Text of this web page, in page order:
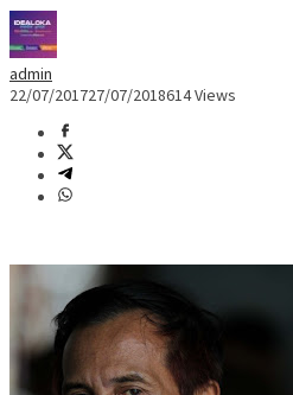
admin
22/07/201727/07/2018614 Views